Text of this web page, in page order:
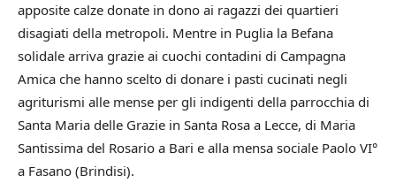
apposite calze donate in dono ai ragazzi dei quartieri
disagiati della metropoli. Mentre in Puglia la Befana
solidale arriva grazie ai cuochi contadini di Campagna
Amica che hanno scelto di donare i pasti cucinati negli
agriturismi alle mense per gli indigenti della parrocchia di
Santa Maria delle Grazie in Santa Rosa a Lecce, di Maria
Santissima del Rosario a Bari e alla mensa sociale Paolo VI°
a Fasano (Brindisi).